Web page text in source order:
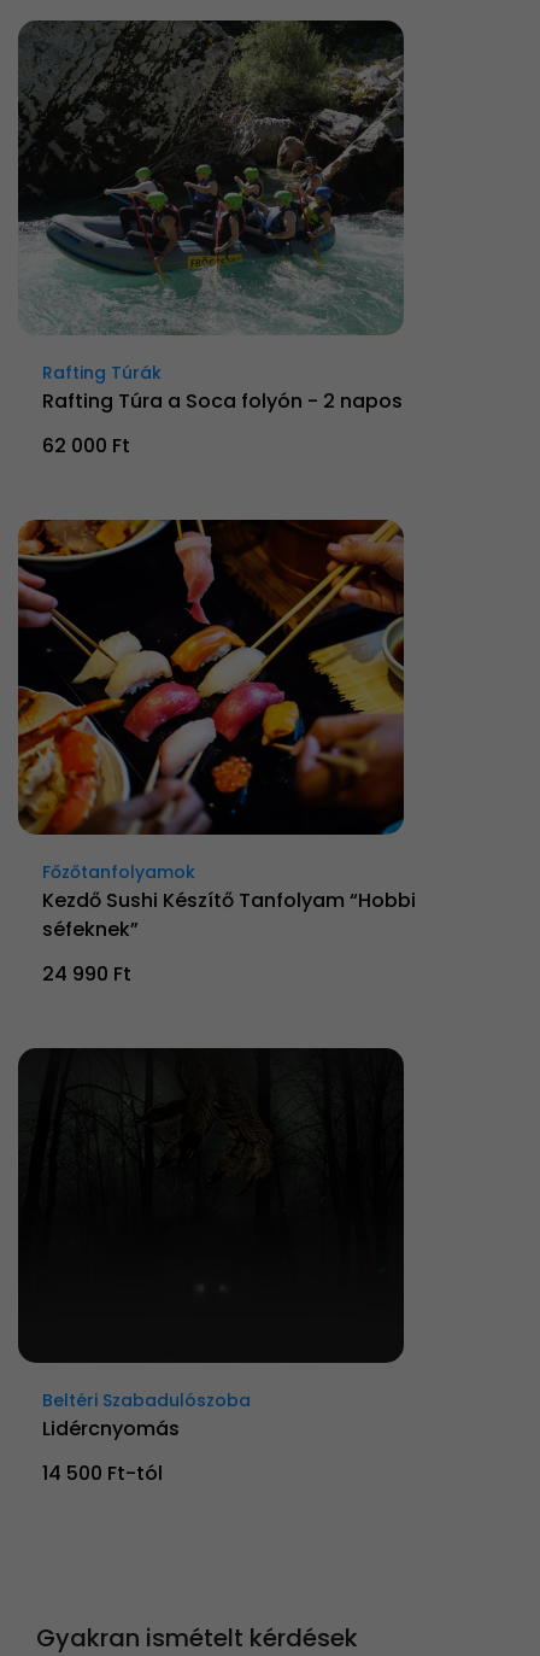
Rafting Túrák
Rafting Túra a Soca folyón - 2 napos
62 000 Ft
Főzőtanfolyamok
Kezdő Sushi Készítő Tanfolyam “Hobbi
séfeknek”
24 990 Ft
Beltéri Szabadulószoba
Lidércnyomás
14 500 Ft-tól
Gyakran ismételt kérdések